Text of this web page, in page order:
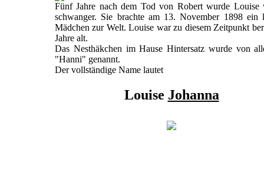
Fünf Jahre nach dem Tod von Robert wurde Louise
schwanger. Sie brachte am 13. November 1898 ein
Mädchen zur Welt. Louise war zu diesem Zeitpunkt
Jahre alt.
Das Nesthäkchen im Hause Hintersatz wurde von
"Hanni" genannt.
Der vollständige Name lautet
Louise Johanna